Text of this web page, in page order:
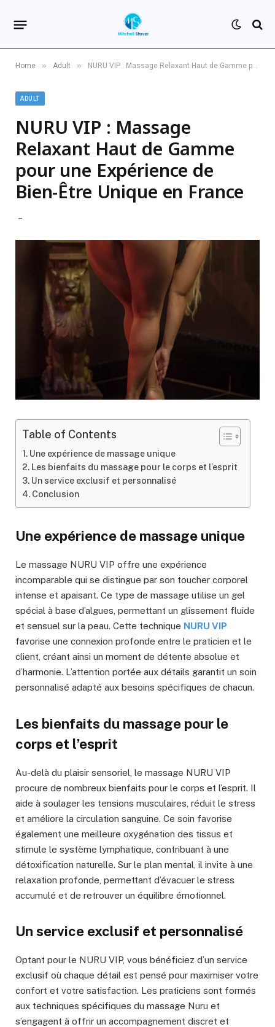
Home » Adult » NURU VIP : Massage Relaxant Haut de Gamme pour une Expérience de Bien-Être Unique en France
ADULT
NURU VIP : Massage
Relaxant Haut de Gamme
pour une Expérience de
Bien-Être Unique en France
Table of Contents
Une expérience de massage unique
Les bienfaits du massage pour le corps et l’esprit
Un service exclusif et personnalisé
Conclusion
Une expérience de massage unique
Le massage NURU VIP offre une expérience
incomparable qui se distingue par son toucher corporel
intense et apaisant. Ce type de massage utilise un gel
spécial à base d’algues, permettant un glissement fluide
et sensuel sur la peau. Cette technique NURU VIP
favorise une connexion profonde entre le praticien et le
client, créant ainsi un moment de détente absolue et
d’harmonie. L’attention portée aux détails garantit un soin
personnalisé adapté aux besoins spécifiques de chacun.
Les bienfaits du massage pour le
corps et l’esprit
Au-delà du plaisir sensoriel, le massage NURU VIP
procure de nombreux bienfaits pour le corps et l’esprit. Il
aide à soulager les tensions musculaires, réduit le stress
et améliore la circulation sanguine. Ce soin favorise
également une meilleure oxygénation des tissus et
stimule le système lymphatique, contribuant à une
détoxification naturelle. Sur le plan mental, il invite à une
relaxation profonde, permettant d’évacuer le stress
accumulé et de retrouver un équilibre émotionnel.
Un service exclusif et personnalisé
Optant pour le NURU VIP, vous bénéficiez d’un service
exclusif où chaque détail est pensé pour maximiser votre
confort et votre satisfaction. Les praticiens sont formés
aux techniques spécifiques du massage Nuru et
s’engagent à offrir un accompagnement discret et